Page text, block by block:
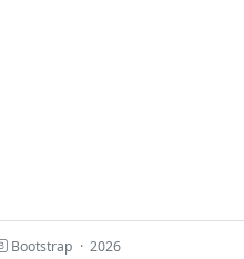
Bootstrap · 2026